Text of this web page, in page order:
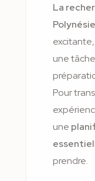
La
une
Pour
une
prendre.